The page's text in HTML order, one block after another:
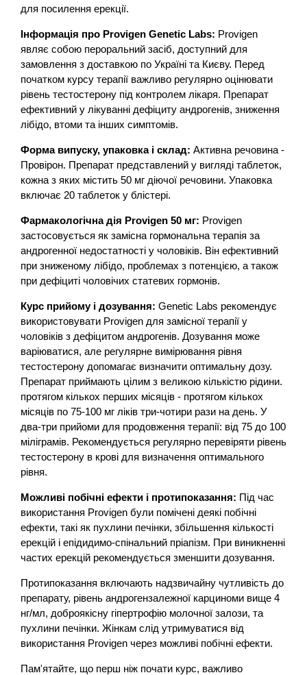
для посилення ерекції.
Інформація про Provigen Genetic Labs: Provigen
являє собою пероральний засіб, доступний для
замовлення з доставкою по Україні та Києву. Перед
початком курсу терапії важливо регулярно оцінювати
рівень тестостерону під контролем лікаря. Препарат
ефективний у лікуванні дефіциту андрогенів, зниження
лібідо, втоми та інших симптомів.
Форма випуску, упаковка і склад: Активна речовина -
Провірон. Препарат представлений у вигляді таблеток,
кожна з яких містить 50 мг діючої речовини. Упаковка
включає 20 таблеток у блістері.
Фармакологічна дія Provigen 50 мг: Provigen
застосовується як замісна гормональна терапія за
андрогенної недостатності у чоловіків. Він ефективний
при зниженому лібідо, проблемах з потенцією, а також
при дефіциті чоловічих статевих гормонів.
Курс прийому і дозування: Genetic Labs рекомендує
використовувати Provigen для замісної терапії у
чоловіків з дефіцитом андрогенів. Дозування може
варіюватися, але регулярне вимірювання рівня
тестостерону допомагає визначити оптимальну дозу.
Препарат приймають цілим з великою кількістю рідини.
протягом кількох перших місяців - протягом кількох
місяців по 75-100 мг ліків три-чотири рази на день. У
два-три прийоми для продовження терапії: від 75 до 100
міліграмів. Рекомендується регулярно перевіряти рівень
тестостерону в крові для визначення оптимального
рівня.
Можливі побічні ефекти і протипоказання: Під час
використання Provigen були помічені деякі побічні
ефекти, такі як пухлини печінки, збільшення кількості
ерекцій і епідидимо-спінальний пріапізм. При виникненні
частих ерекцій рекомендується зменшити дозування.
Протипоказання включають надзвичайну чутливість до
препарату, рівень андрогензалежної карциноми вище 4
нг/мл, доброякісну гіпертрофію молочної залози, та
пухлини печінки. Жінкам слід утримуватися від
використання Provigen через можливі побічні ефекти.
Пам'ятайте, що перш ніж почати курс, важливо